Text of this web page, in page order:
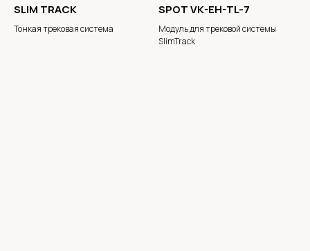
SLIM TRACK
Тонкая трековая система
SPOT VK-EH-TL-7
Модуль для трековой системы
SlimTrack